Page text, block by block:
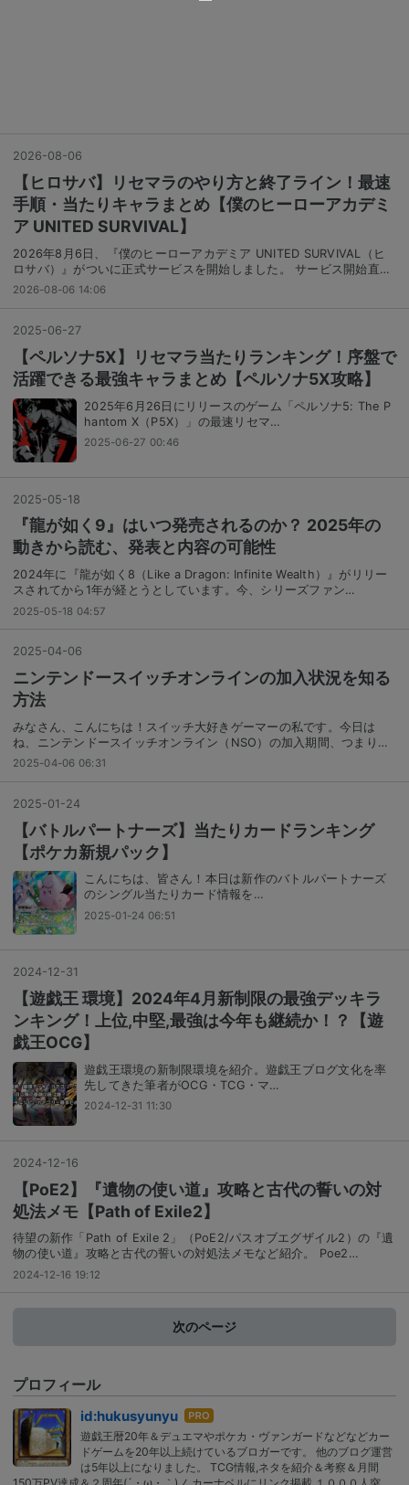
2026-08-06
【ヒロサバ】リセマラのやり方と終了ライン！最速
手順・当たりキャラまとめ【僕のヒーローアカデミ
ア UNITED SURVIVAL】
2026年8月6日、『僕のヒーローアカデミア UNITED SURVIVAL（ヒ
ロサバ）』がついに正式サービスを開始しました。 サービス開始直…
2026-08-06 14:06
2025-06-27
【ペルソナ5X】リセマラ当たりランキング！序盤で
活躍できる最強キャラまとめ【ペルソナ5Ⅹ攻略】
2025年6月26日にリリースのゲーム「ペルソナ5: The P
hantom X（P5X）」の最速リセマ…
2025-06-27 00:46
2025-05-18
『龍が如く9』はいつ発売されるのか？ 2025年の
動きから読む、発表と内容の可能性
2024年に『龍が如く8（Like a Dragon: Infinite Wealth）』がリリー
スされてから1年が経とうとしています。今、シリーズファン…
2025-05-18 04:57
2025-04-06
ニンテンドースイッチオンラインの加入状況を知る
方法
みなさん、こんにちは！スイッチ大好きゲーマーの私です。今日は
ね、ニンテンドースイッチオンライン（NSO）の加入期間、つまり…
2025-04-06 06:31
2025-01 -24
【バトルパートナーズ】当たりカードランキング
【ポケカ新規パック】
こんにちは、皆さん！本日は新作のバトルパートナーズ
のシングル当たりカード情報を…
2025-01-24 06:51
2024-12-31
【遊戯王 環境】2024年4月新制限の最強デッキラ
ンキング！上位,中堅,最強は今年も継続か！？【遊
戯王OCG】
遊戯王環境の新制限環境を紹介。遊戯王ブログ文化を率
先してきた筆者がOCG・TCG・マ…
2024-12-31 11:30
2024-12-16
【PoE2】『遺物の使い道』攻略と古代の誓いの対
処法メモ【Path of Exile2】
待望の新作「Path of Exile 2」（PoE2/パスオブエグザイル2）の『遺
物の使い道』攻略と古代の誓いの対処法メモなど紹介。 Poe2…
2024-12-16 19:12
次のページ
プロフィール
id:hukusyunyu はて
なブ
ログ
Pro
遊戯王暦20年＆デュエマやポケカ・ヴァンガードなどなどカー
ドゲームを20年以上続けているブロガーです。 他のブログ運営
は5年以上になりました。 TCG情報,ネタを紹介＆考察＆月間